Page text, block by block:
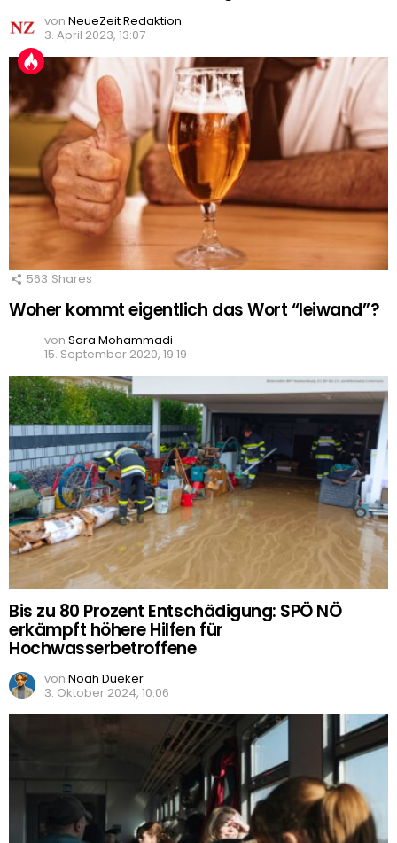
von NeueZeit Redaktion
3. April 2023, 13:07
563 Shares
Woher kommt eigentlich das Wort “leiwand”?
von Sara Mohammadi
15. September 2020, 19:19
Bis zu 80 Prozent Entschädigung: SPÖ NÖ
erkämpft höhere Hilfen für
Hochwasserbetroffene
von Noah Dueker
3. Oktober 2024, 10:06